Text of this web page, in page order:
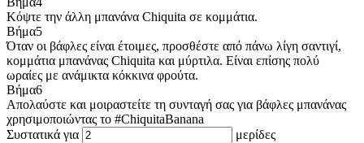
Κόψτε την άλλη μπανάνα Chiquita σε κομμάτια.
Βήμα5
Όταν οι βάφλες είναι έτοιμες, προσθέστε από πάνω λίγη σαντιγί,
κομμάτια μπανάνας Chiquita και μύρτιλα. Είναι επίσης πολύ
ωραίες με ανάμικτα κόκκινα φρούτα.
Βήμα6
Απολαύστε και μοιραστείτε τη συνταγή σας για βάφλες μπανάνας
χρησιμοποιώντας το #ChiquitaBanana
Συστατικά για
μερίδες